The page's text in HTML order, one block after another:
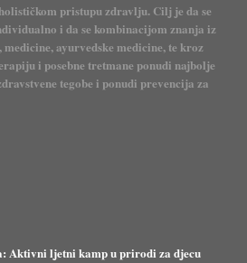
pristupu zdravlju. Cilj je da se
i da se kombinacijom znanja iz
ayurvedske medicine, te kroz
i posebne tretmane ponudi najbolje
tegobe i ponudi prevencija za
Aktivni ljetni kamp u prirodi za djecu